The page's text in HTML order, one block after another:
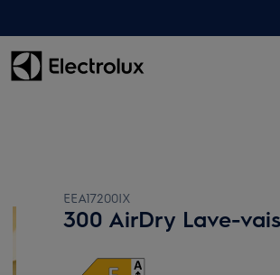
EEA17200IX
300 AirDry Lave-